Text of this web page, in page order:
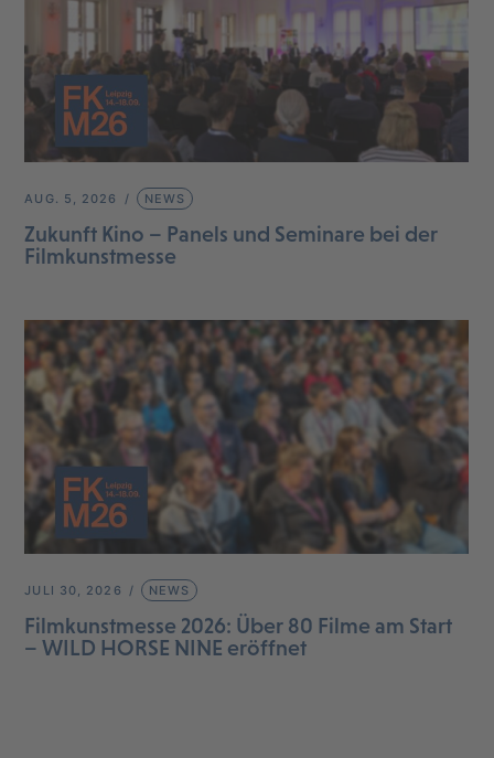
AUG. 5, 2026 NEWS
Zukunft Kino – Panels und Seminare bei der
Filmkunstmesse
JULI 30, 2026 NEWS
Filmkunstmesse 2026: Über 80 Filme am Start
– WILD HORSE NINE eröffnet